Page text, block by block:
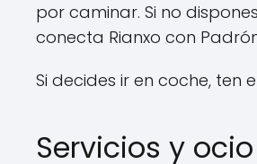
por caminar. Si no
conecta Rianxo con
Si decides ir en coche, ten
Servicios y